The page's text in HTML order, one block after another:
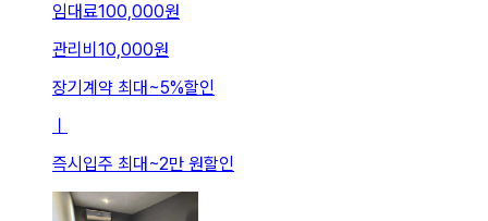
임대료100,000원
관리비 10,000원
장기계약 최대 ~5%할인
즉시입주 최대 ~2만 원할인